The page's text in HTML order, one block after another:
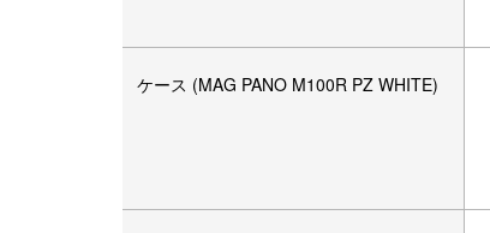
ケース (MAG PANO M100R PZ WHITE)